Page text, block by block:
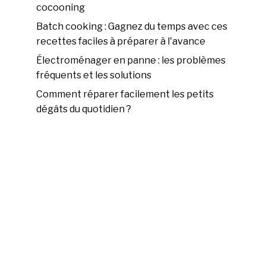
cocooning
Batch cooking : Gagnez du temps avec ces
recettes faciles à préparer à l'avance
Électroménager en panne : les problèmes
fréquents et les solutions
Comment réparer facilement les petits
dégâts du quotidien ?